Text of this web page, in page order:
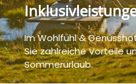
Im Wohlfühl &
Sie zahlreiche Vorteile
Sommerurlaub.